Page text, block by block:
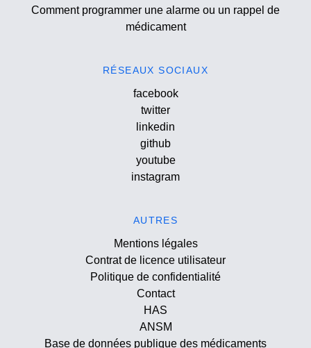
Comment programmer une alarme ou un rappel de
médicament
RÉSEAUX SOCIAUX
facebook
twitter
linkedin
github
youtube
instagram
AUTRES
Mentions légales
Contrat de licence utilisateur
Politique de confidentialité
Contact
HAS
ANSM
Base de données publique des médicaments